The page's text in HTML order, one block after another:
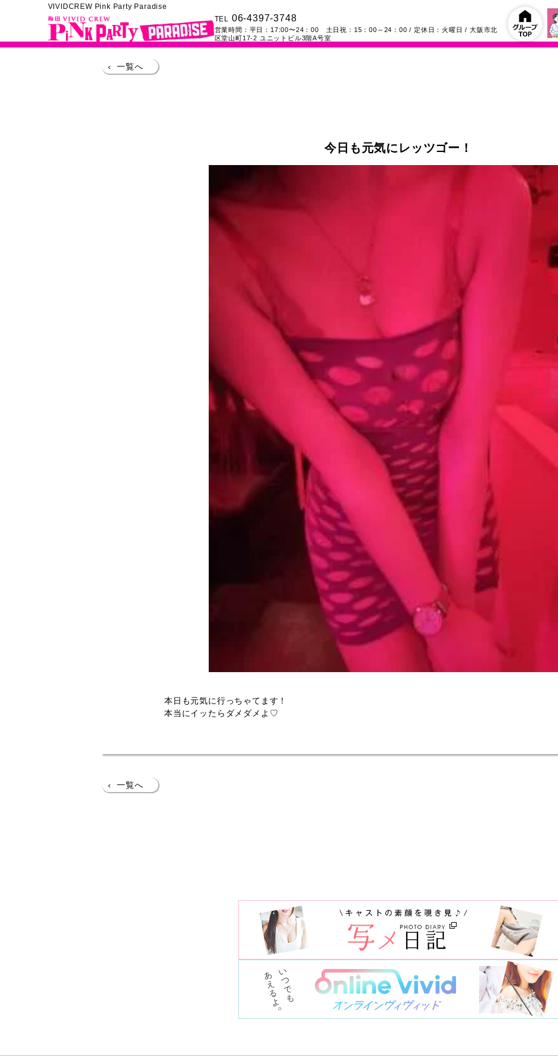
VIVIDCREW Pink Party Paradise
TEL 06-4397-3748
営業時間： 平日：17:00〜24：00 土日祝：15：00～24：00 / 定休日：火曜日 /大阪市北
区堂山町17-2 ユニットビル3階A号室
‹ 一覧へ
今日も元気にレッツゴー！
本日も元気に行っちゃてます！
本当にイッたらダメダメよ♡
‹ 一覧へ